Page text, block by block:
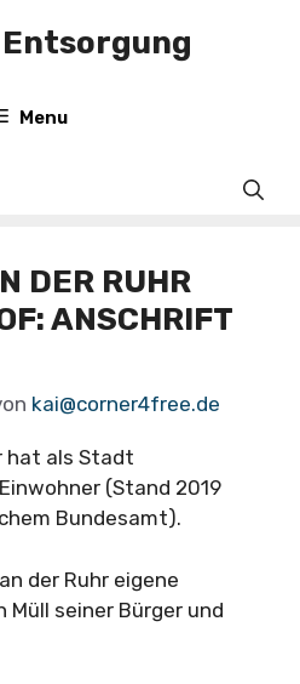
Menu
DER RUHR
ANSCHRIFT
kai@corner4free.de
hat als Stadt
(Stand 2019
Bundesamt).
der Ruhr eigene
seiner Bürger und